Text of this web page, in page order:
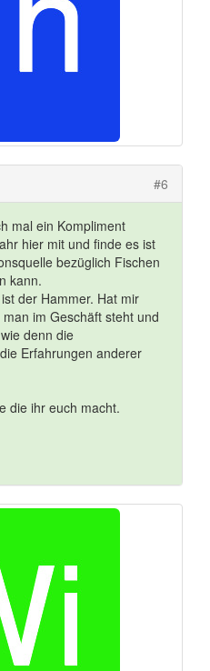
#6
mal ein Kompliment
hier mit und finde es ist
bezüglich Fischen
kann.
der Hammer. Hat mir
im Geschäft steht und
denn die
Erfahrungen anderer
die ihr euch macht.